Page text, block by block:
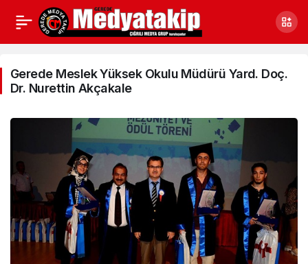
Gerede
Meslek
Yüksek
Okulu
Müdürü
Yard.
Doç.
Dr.
Gerede Meslek Yüksek Okulu Müdürü Yard. Doç.
Dr. Nurettin Akçakale